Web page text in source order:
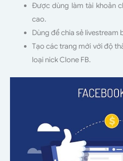
Được dùng làm tài khoản
cao.
Dùng để chia sẻ livestream
Tạo các trang mới với độ
loại nick Clone FB.